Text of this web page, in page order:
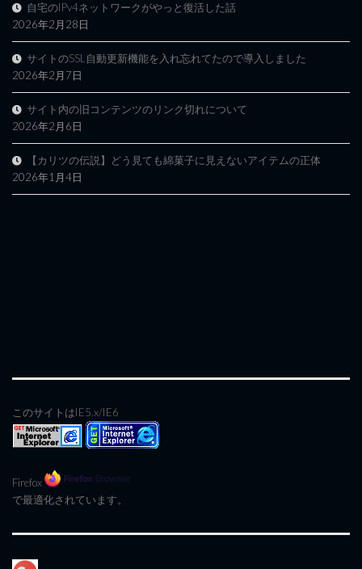
自宅のIPv4ネットワークがやっと復活した話
2026年2月28日
サイトのSSL自動更新機能を入れ忘れてたので導入しました
2026年2月7日
サイト内の旧コンテンツのリンク切れについて
2026年2月6日
【カリツの伝説】どう見ても綿菓子に見えないアイテムの正体
2026年1月4日
このサイトはIE5.x/IE6
Firefox
で最適化されています。